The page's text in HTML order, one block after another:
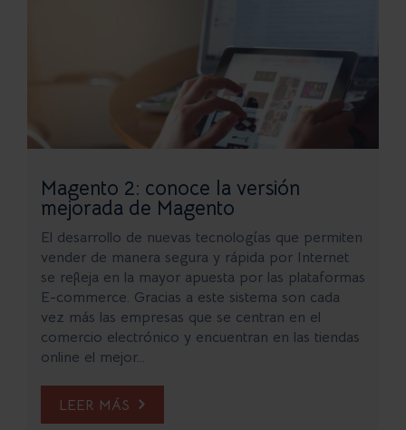
Magento 2: conoce la versión
mejorada de Magento
El desarrollo de nuevas tecnologías que permiten
vender de manera segura y rápida por Internet
se refleja en la mayor apuesta por las plataformas
E-commerce. Gracias a este sistema son cada
vez más las empresas que se centran en el
comercio electrónico y encuentran en las tiendas
online el mejor...
LEER MÁS